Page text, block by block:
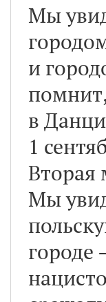
Мы
и
в
1
Вторая
Мы
городе